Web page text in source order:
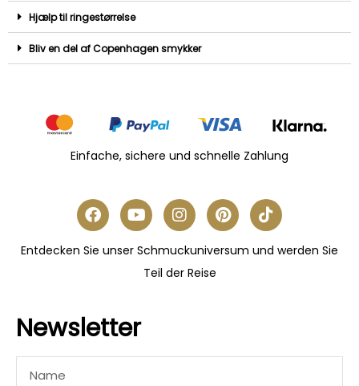
Hjælp til ringestørrelse
Bliv en del af Copenhagen smykker
Einfache, sichere und schnelle Zahlung
Entdecken Sie unser Schmuckuniversum und werden Sie
Teil der Reise
Newsletter